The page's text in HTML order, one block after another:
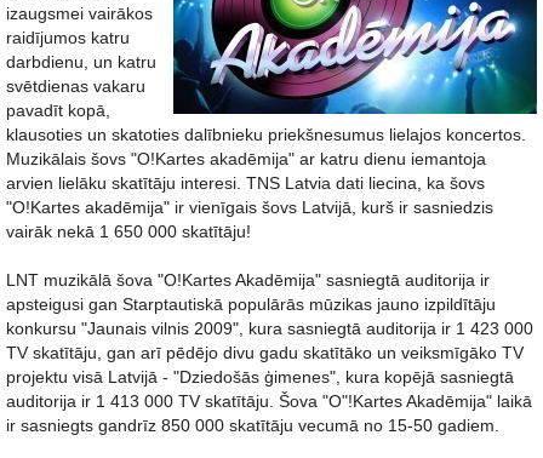
izaugsmei vairākos
raidījumos katru
darbdienu, un katru
svētdienas vakaru
pavadīt kopā,
klausoties un skatoties dalībnieku priekšnesumus lielajos koncertos.
Muzikālais šovs "O!Kartes akadēmija" ar katru dienu iemantoja
arvien lielāku skatītāju interesi. TNS Latvia dati liecina, ka šovs
"O!Kartes akadēmija" ir vienīgais šovs Latvijā, kurš ir sasniedzis
vairāk nekā 1 650 000 skatītāju!
LNT muzikālā šova "O!Kartes Akadēmija" sasniegtā auditorija ir
apsteigusi gan Starptautiskā populārās mūzikas jauno izpildītāju
konkursu "Jaunais vilnis 2009", kura sasniegtā auditorija ir 1 423 000
TV skatītāju, gan arī pēdējo divu gadu skatītāko un veiksmīgāko TV
projektu visā Latvijā - "Dziedošās ģimenes", kura kopējā sasniegtā
auditorija ir 1 413 000 TV skatītāju. Šova "O"!Kartes Akadēmija" laikā
ir sasniegts gandrīz 850 000 skatītāju vecumā no 15-50 gadiem.